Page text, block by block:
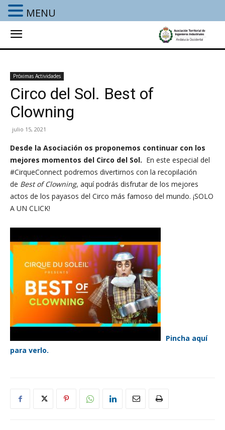
Próximas Actividades
Circo del Sol. Best of
Clowning
julio 15, 2021
Desde la Asociación os proponemos continuar con los
mejores momentos del Circo del Sol. En este especial del
#CirqueConnect podremos divertirnos con la recopilación
de Best of Clowning, aquí podrás disfrutar de los mejores
actos de los payasos del Circo más famoso del mundo. ¡SOLO
A UN CLICK!
Pincha aquí
para verlo.
MENU